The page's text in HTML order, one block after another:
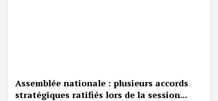
Assemblée nationale : plusieurs accords
stratégiques ratifiés lors de la session...